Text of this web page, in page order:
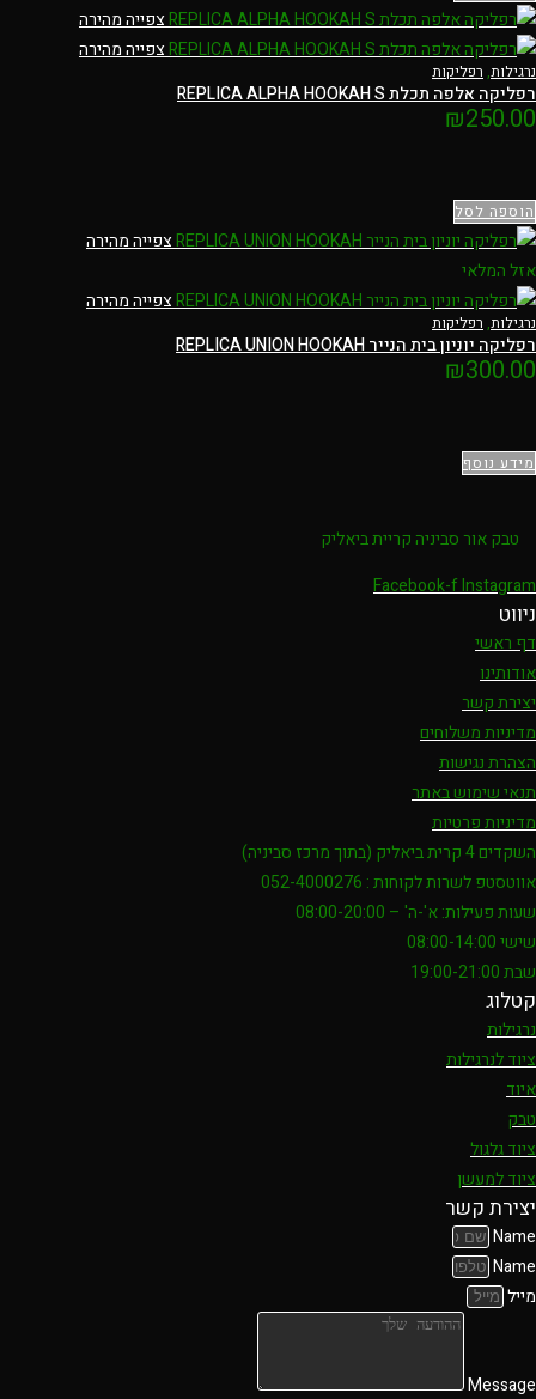
צפייה מהירה
צפייה מהירה
נרגילות, רפליקות
רפליקה אלפה תכלת REPLICA ALPHA HOOKAH S
₪250.00
הוספה לסל
צפייה מהירה
אזל המלאי
צפייה מהירה
נרגילות, רפליקות
רפליקה יוניון בית הנייר REPLICA UNION HOOKAH
₪300.00
מידע נוסף
טבק אור סביניה קריית ביאליק
Facebook-fInstagram
ניווט
דף ראשי
אודותינו
יצירת קשר
מדיניות משלוחים
הצהרת נגישות
תנאי שימוש באתר
מדיניות פרטיות
השקדים 4 קרית ביאליק (בתוך מרכז סביניה)
אווטסטפ לשרות לקוחות : 052-4000276
שעות פעילות: א'-ה' – 08:00-20:00
שישי 08:00-14:00
שבת 19:00-21:00
קטלוג
נרגילות
ציוד לנרגילות
איוד
טבק
ציוד גלגול
ציוד למעשן
יצירת קשר
Name
Name
מייל
Message